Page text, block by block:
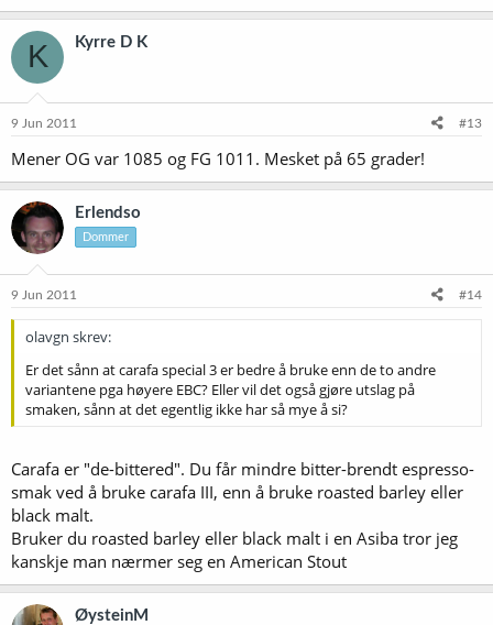
K Kyrre D K
9 Jun 2011 #13
Mener OG var 1085 og FG 1011. Mesket på 65 grader!
Erlendso
Dommer
9 Jun 2011 #14
olavgn skrev:
Er det sånn at carafa special 3 er bedre å bruke enn de to andre
variantene pga høyere EBC? Eller vil det også gjøre utslag på
smaken, sånn at det egentlig ikke har så mye å si?
Carafa er "de-bittered". Du får mindre bitter-brendt espresso-
smak ved å bruke carafa III, enn å bruke roasted barley eller
black malt.
Bruker du roasted barley eller black malt i en Asiba tror jeg
kanskje man nærmer seg en American Stout
ØysteinM